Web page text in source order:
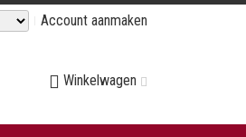
Account aanmaken
Winkelwagen